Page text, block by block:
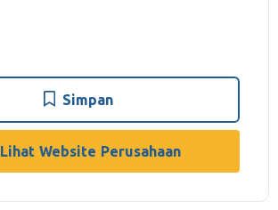
Simpan
Lihat Website Perusahaan